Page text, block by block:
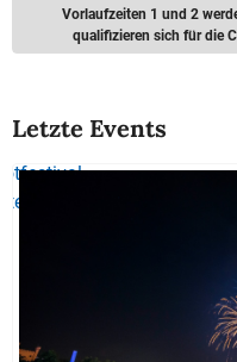
Vorlaufzeiten 1 und 2
qualifizieren sich für die
Letzte Events